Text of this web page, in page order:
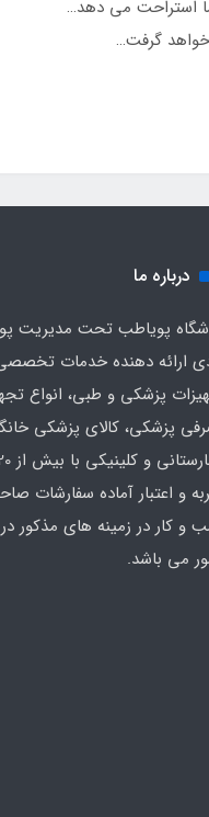
گرفت…
درباره ما
پویاطب تحت مدیریت
ارائه دهنده خدمات
پزشکی و طبی، انواع
پزشکی، کالای پزشکی
و اعتبار آماده سفارشات
و کار در زمینه های مذکور
می باشد.